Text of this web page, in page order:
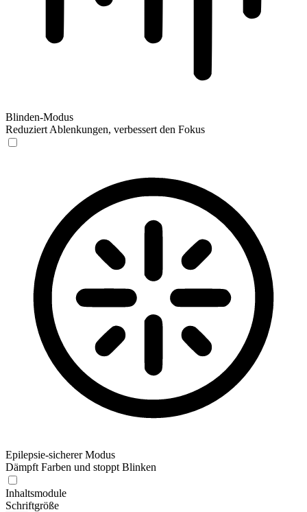
Blinden-Modus
Reduziert Ablenkungen, verbessert den Fokus
Epilepsie-sicherer Modus
Dämpft Farben und stoppt Blinken
Inhaltsmodule
Schriftgröße